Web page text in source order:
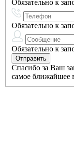
Обязательно к
Обязательно к
Обязательно к
Спасибо за Ваш
самое ближайшее